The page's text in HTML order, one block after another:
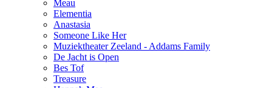
Meau
Elementia
Anastasia
Someone Like Her
Muziektheater Zeeland - Addams Family
De Jacht is Open
Bes Tof
Treasure